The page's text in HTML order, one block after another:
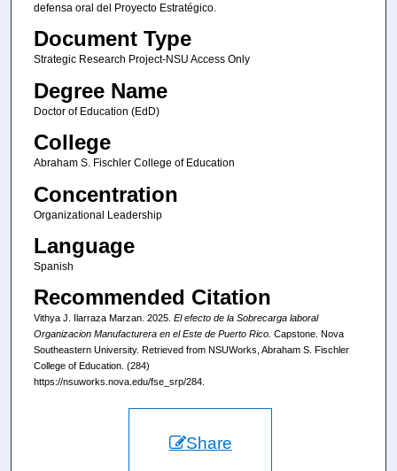
defensa oral del Proyecto Estratégico.
Document Type
Strategic Research Project-NSU Access Only
Degree Name
Doctor of Education (EdD)
College
Abraham S. Fischler College of Education
Concentration
Organizational Leadership
Language
Spanish
Recommended Citation
Vithya J. Ilarraza Marzan. 2025. El efecto de la Sobrecarga laboral
Organizacion Manufacturera en el Este de Puerto Rico. Capstone. Nova
Southeastern University. Retrieved from NSUWorks, Abraham S. Fischler
College of Education. (284)
https://nsuworks.nova.edu/fse_srp/284.
Share